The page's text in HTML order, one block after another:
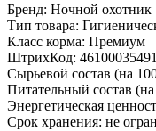
Бренд: Ночной охотник
Тип товара:
Класс корма: Премиум
ШтрихКод:
Сырьевой состав (на
Питательный состав (на
Энергетическая
Срок хранения: не